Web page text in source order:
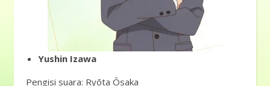
Yushin Izawa
Pengisi suara: Ryōta Ōsaka